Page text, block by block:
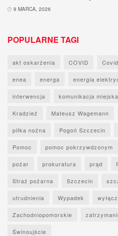
9 MARCA, 2026
POPULARNE TAGI
akt oskarżenia COVID
enea energa energia
interwencja komunikacja miejska
Kradzież Mateusz Wagemann
piłka nożna Pogoń Szczecin
Pomoc pomoc pokrzywdzonym
pożar prokuratura prąd
Straż pożarna Szczecin
utrudnienia Wypadek
Zachodniopomorskie
Świnoujście